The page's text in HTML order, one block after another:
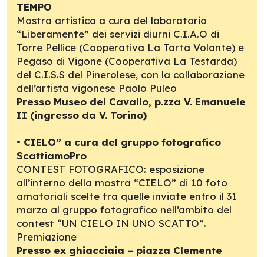
TEMPO
Mostra artistica a cura del laboratorio
“Liberamente” dei servizi diurni C.I.A.O di
Torre Pellice (Cooperativa La Tarta Volante) e
Pegaso di Vigone (Cooperativa La Testarda)
del C.I.S.S del Pinerolese, con la collaborazione
dell’artista vigonese Paolo Puleo
Presso Museo del Cavallo, p.zza V. Emanuele
II (ingresso da V. Torino)
• CIELO” a cura del gruppo fotografico
ScattiamoPro
CONTEST FOTOGRAFICO: esposizione
all’interno della mostra “CIELO” di 10 foto
amatoriali scelte tra quelle inviate entro il 31
marzo al gruppo fotografico nell’ambito del
contest “UN CIELO IN UNO SCATTO”.
Premiazione
Presso ex ghiacciaia – piazza Clemente